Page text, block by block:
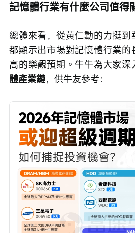
記憶體行業有什麼公司值得
總體來看，從黃仁勳的力挺到
都顯示出市場對記憶體行業的
高的樂觀預期。牛牛為大家
體產業鏈，供牛友參考：